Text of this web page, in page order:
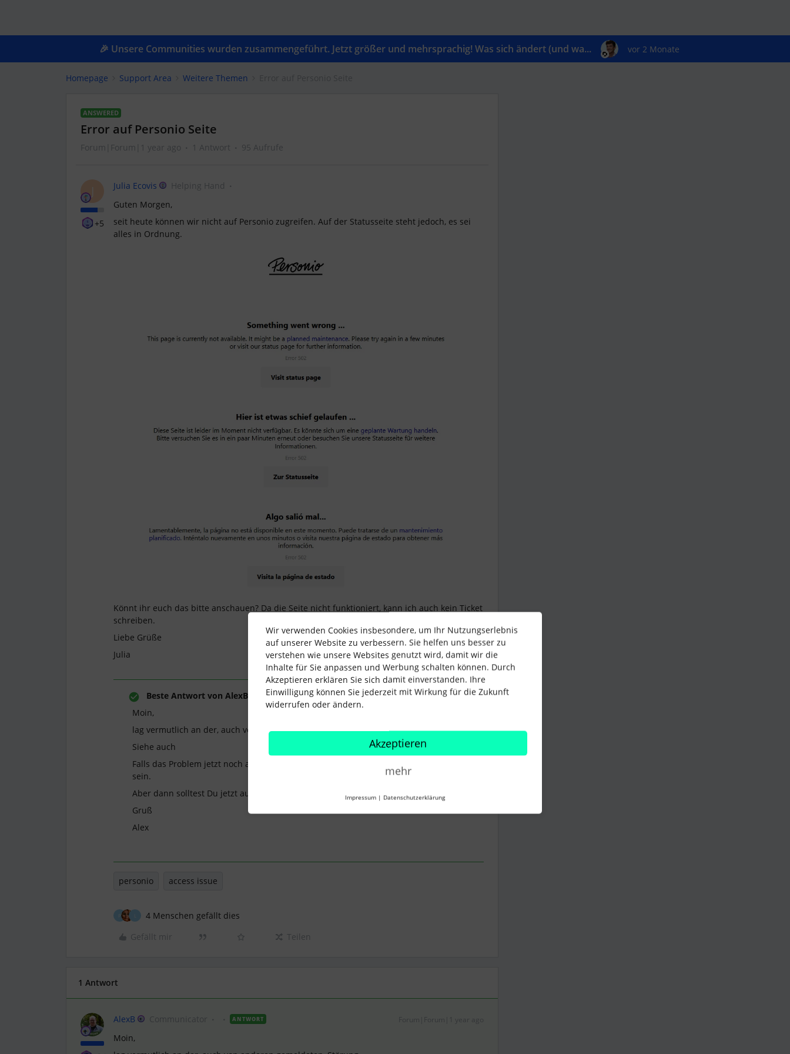
🎉 Unsere Communities wurden zusammengeführt. Jetzt größer und mehrsprachig! Was sich ändert (und wa... vor 2 Monate
Homepage Support Area Weitere Themen
ANSWERED
Error auf Personio Seite
Forum|Forum|1 year ago 1 Antwort 95 Aufrufe
J
+5
Julia Ecovis
Helping Hand
Guten Morgen,
seit heute können wir nicht auf Personio zugreifen. Auf der Statusseite steht jedoch, es sei
alles in Ordnung.
Könnt ihr euch das bitte anschauen? Da die Seite nicht funktioniert, kann ich auch kein Ticket
schreiben.
Liebe Grüße
Julia
Beste Antwort von AlexB
Moin,
lag vermutlich an der, auch von anderen gemeldeten, Störung.
Siehe auch
Falls das Problem jetzt noch auftritt, dann sollte es etwas davon unabhängiges
sein.
Aber dann solltest Du jetzt auch ein Ticket öffnen können :)
Gruß
Alex
personio access issue
4 Menschen gefällt dies
Gefällt mir
Teilen
1 Antwort
AlexB ANTWORT
Moin,
Wir verwenden Cookies insbesondere, um Ihr Nutzungserlebnis
auf unserer Website zu verbessern. Sie helfen uns besser zu
verstehen wie unsere Websites genutzt wird, damit wir die
Inhalte für Sie anpassen und Werbung schalten können. Durch
Akzeptieren erklären Sie sich damit einverstanden. Ihre
Einwilligung können Sie jederzeit mit Wirkung für die Zukunft
widerrufen oder ändern.
Akzeptieren
mehr
Impressum | Datenschutzerklärung